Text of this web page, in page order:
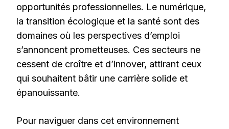
opportunités professionnelles. Le numérique,
la transition écologique et la santé sont des
domaines où les perspectives d’emploi
s’annoncent prometteuses. Ces secteurs ne
cessent de croître et d’innover, attirant ceux
qui souhaitent bâtir une carrière solide et
épanouissante.
Pour naviguer dans cet environnement